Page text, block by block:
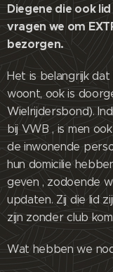
Diegene die ook
vragen we om
bezorgen.
Het is belangrijk
woont, ook is
Wielrijdersbond).
bij VWB , is men
de inwonende
hun domicilie
geven , zodoende
updaten. Zij die lid
zijn zonder club
Wat hebben we